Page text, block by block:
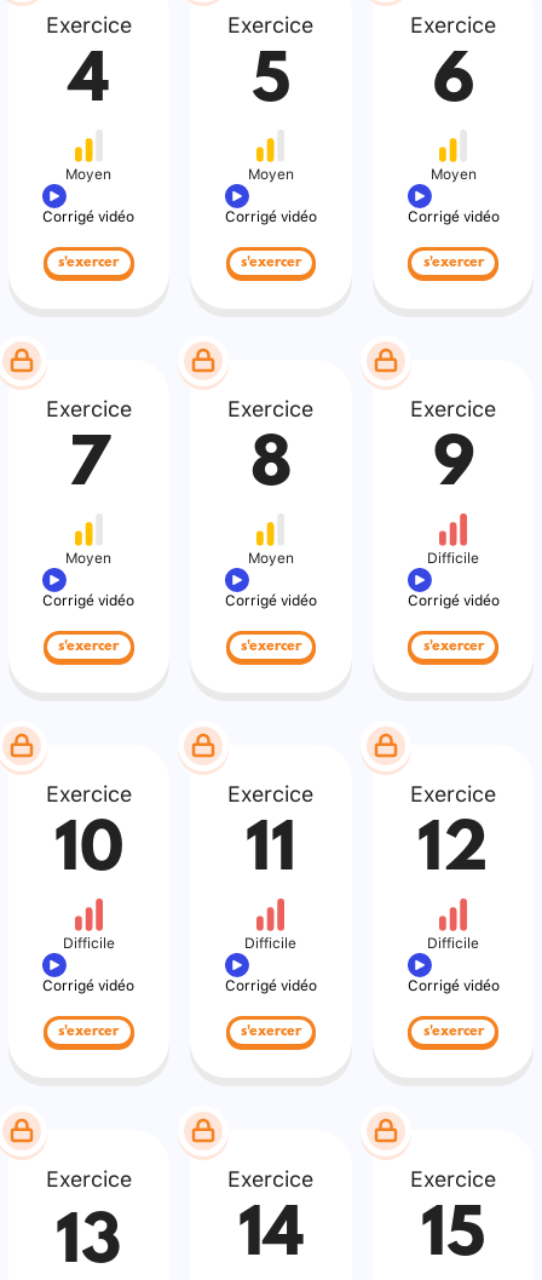
Exercice
4
Moyen
Corrigé vidéo
s'exercer
Exercice
5
Moyen
Corrigé vidéo
s'exercer
Exercice
6
Moyen
Corrigé vidéo
s'exercer
Exercice
7
Moyen
Corrigé vidéo
s'exercer
Exercice
8
Moyen
Corrigé vidéo
s'exercer
Exercice
9
Difficile
Corrigé vidéo
s'exercer
Exercice
10
Difficile
Corrigé vidéo
s'exercer
Exercice
11
Difficile
Corrigé vidéo
s'exercer
Exercice
12
Difficile
Corrigé vidéo
s'exercer
Exercice
13
Exercice
14
Exercice
15